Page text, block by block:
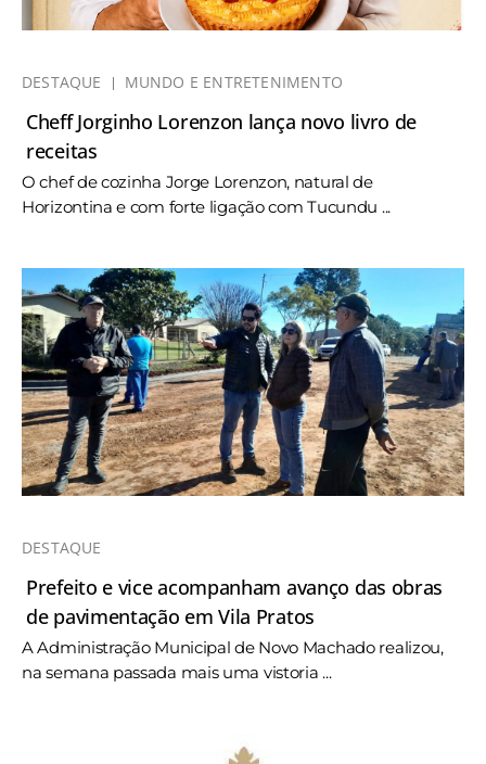
DESTAQUE MUNDO E ENTRETENIMENTO
Cheff Jorginho Lorenzon lança novo livro de
receitas
O chef de cozinha Jorge Lorenzon, natural de
Horizontina e com forte ligação com Tucundu ...
DESTAQUE
Prefeito e vice acompanham avanço das obras
de pavimentação em Vila Pratos
A Administração Municipal de Novo Machado realizou,
na semana passada mais uma vistoria ...